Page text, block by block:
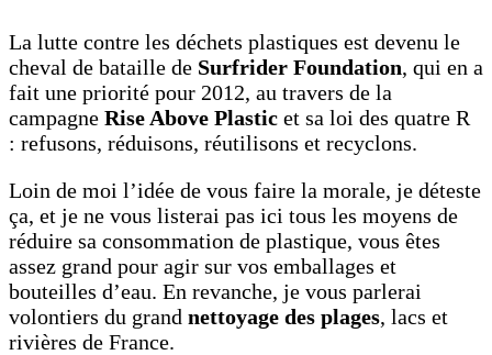
La lutte contre les déchets plastiques est devenu le
cheval de bataille de Surfrider Foundation, qui en a
fait une priorité pour 2012, au travers de la
campagne Rise Above Plastic et sa loi des quatre R
: refusons, réduisons, réutilisons et recyclons.
Loin de moi l’idée de vous faire la morale, je déteste
ça, et je ne vous listerai pas ici tous les moyens de
réduire sa consommation de plastique, vous êtes
assez grand pour agir sur vos emballages et
bouteilles d’eau. En revanche, je vous parlerai
volontiers du grand nettoyage des plages, lacs et
rivières de France.